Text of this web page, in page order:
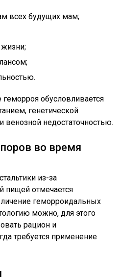
всех будущих мам;
обусловливается
генетической
недостаточностью.
во время
из-за
пищей отмечается
геморроидальных
можно, для этого
рацион и
требуется применение